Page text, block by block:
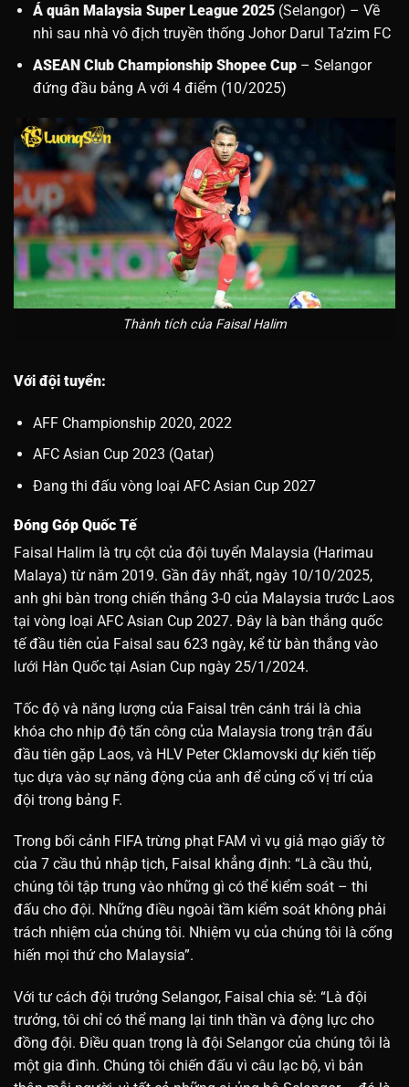
Á quân Malaysia Super League 2025(Selangor) – Về
nhì sau nhà vô địch truyền thống Johor Darul Ta’zim FC
ASEAN Club Championship Shopee Cup– Selangor
đứng đầu bảng A với 4 điểm (10/2025)
Thành tích của Faisal Halim
Với đội tuyển:
AFF Championship 2020, 2022
AFC Asian Cup 2023 (Qatar)
Đang thi đấu vòng loại AFC Asian Cup 2027
Đóng Góp Quốc Tế
Faisal Halim là trụ cột của đội tuyển Malaysia (Harimau
Malaya) từ năm 2019. Gần đây nhất, ngày 10/10/2025,
anh ghi bàn trong chiến thắng 3-0 của Malaysia trước Laos
tại vòng loại AFC Asian Cup 2027. Đây là bàn thắng quốc
tế đầu tiên của Faisal sau 623 ngày, kể từ bàn thắng vào
lưới Hàn Quốc tại Asian Cup ngày 25/1/2024.
Tốc độ và năng lượng của Faisal trên cánh trái là chìa
khóa cho nhịp độ tấn công của Malaysia trong trận đấu
đầu tiên gặp Laos, và HLV Peter Cklamovski dự kiến tiếp
tục dựa vào sự năng động của anh để củng cố vị trí của
đội trong bảng F.
Trong bối cảnh FIFA trừng phạt FAM vì vụ giả mạo giấy tờ
của 7 cầu thủ nhập tịch, Faisal khẳng định: “Là cầu thủ,
chúng tôi tập trung vào những gì có thể kiểm soát – thi
đấu cho đội. Những điều ngoài tầm kiểm soát không phải
trách nhiệm của chúng tôi. Nhiệm vụ của chúng tôi là cống
hiến mọi thứ cho Malaysia”.
Với tư cách đội trưởng Selangor, Faisal chia sẻ: “Là đội
trưởng, tôi chỉ có thể mang lại tinh thần và động lực cho
đồng đội. Điều quan trọng là đội Selangor của chúng tôi là
một gia đình. Chúng tôi chiến đấu vì câu lạc bộ, vì bản